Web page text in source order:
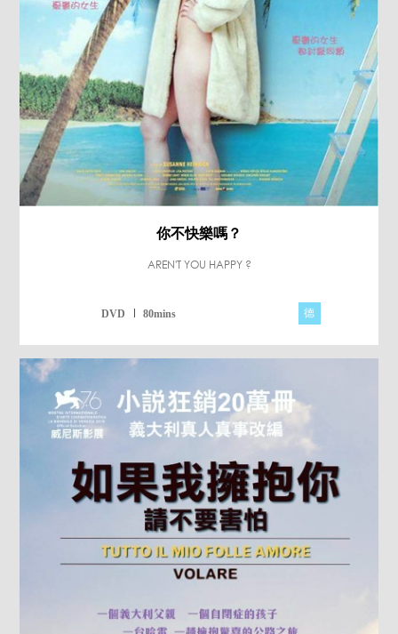
你不快樂嗎？
AREN'T YOU HAPPY ?
DVD 80mins 德